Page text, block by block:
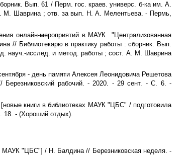
Вып. 61 / Перм. гос. краев. универс. б-ка им. А.
М. Шаврина ; отв. за вып. Н. А. Мелентьева. - Пермь,
онлайн-мероприятий в МАУК "Централизованная
// Библиотекарю в практику работы : сборник. Вып.
науч.-исслед. и метод. работы ; сост. А. М. Шаврина
- день памяти Алексея Леонидовича Решетова
рабочий. - 2020. - 29 сент. - С. 6. -
книги в библиотеках МАУК "ЦБС" / подготовила
18. - (Хороший отдых).
МАУК "ЦБС"] / Н. Балдина // Березниковская неделя. -